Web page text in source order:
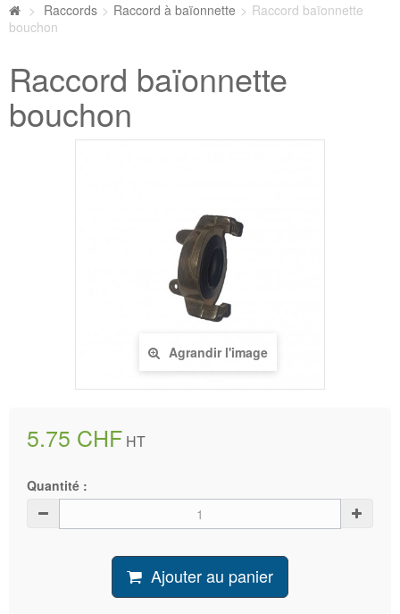
> Raccords > Raccord à baïonnette > Raccord baïonnette
bouchon
Raccord baïonnette
bouchon
Agrandir l'image
5.75 CHF HT
Quantité :
Ajouter au panier